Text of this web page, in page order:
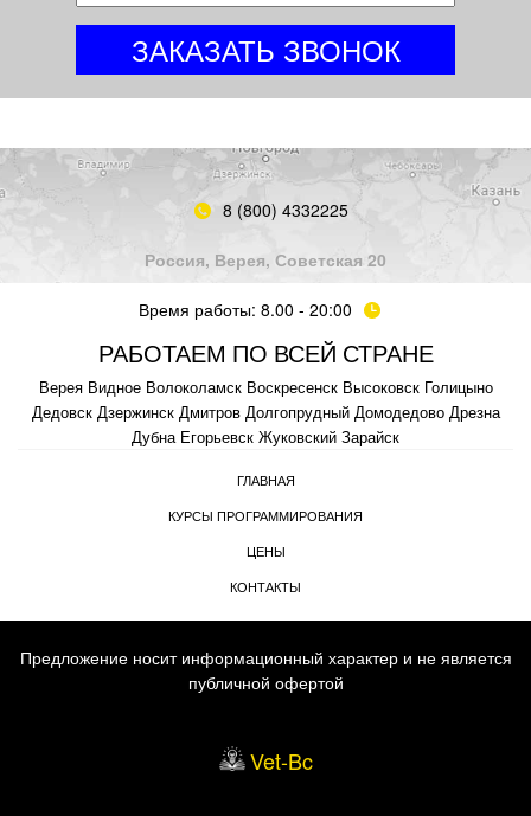
8 (800) 4332225
Россия, Верея, Советская 20
Время работы: 8.00 - 20:00
РАБОТАЕМ ПО ВСЕЙ СТРАНЕ
Верея Видное Волоколамск Воскресенск Высоковск Голицыно
Дедовск Дзержинск Дмитров Долгопрудный Домодедово Дрезна
Дубна Егорьевск Жуковский Зарайск
ГЛАВНАЯ
КУРСЫ ПРОГРАММИРОВАНИЯ
ЦЕНЫ
КОНТАКТЫ
Vet-Bc
Предложение носит информационный характер и не является
публичной офертой